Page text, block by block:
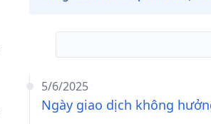
5/6/2025
Ngày giao dịch không